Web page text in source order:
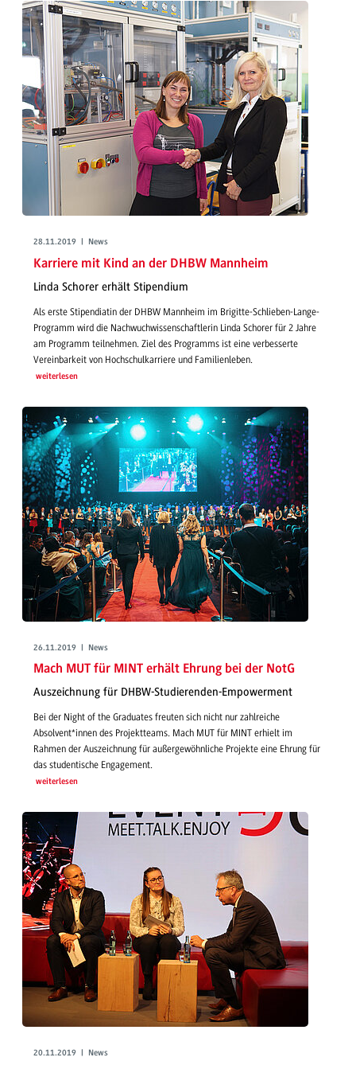
28.11.2019 | News
Karriere mit Kind an der DHBW Mannheim
Linda Schorer erhält Stipendium
Als erste Stipendiatin der DHBW Mannheim im Brigitte-Schlieben-Lange-
Programm wird die Nachwuchwissenschaftlerin Linda Schorer für 2 Jahre
am Programm teilnehmen. Ziel des Programms ist eine verbesserte
Vereinbarkeit von Hochschulkarriere und Familienleben.
weiterlesen
26.11.2019 | News
Mach MUT für MINT erhält Ehrung bei der NotG
Auszeichnung für DHBW-Studierenden-Empowerment
Bei der Night of the Graduates freuten sich nicht nur zahlreiche
Absolvent*innen des Projektteams. Mach MUT für MINT erhielt im
Rahmen der Auszeichnung für außergewöhnliche Projekte eine Ehrung für
das studentische Engagement.
weiterlesen
20.11.2019 | News